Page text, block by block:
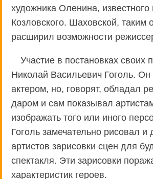
художника Оленина, известного
Козловского. Шаховской, таким
расширил возможности
Участие в постановках своих
Николай Васильевич Гоголь.
актером, но, говорят, обладал
даром и сам показывал
изображать того или иного
Гоголь замечательно рисовал и
артистов зарисовки сцен для
спектакля. Эти зарисовки
характеристик героев.